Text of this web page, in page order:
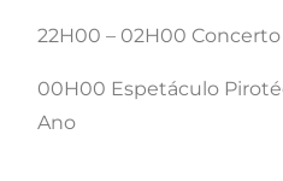
22H00 – 02H00
00H00 Espetáculo
Ano